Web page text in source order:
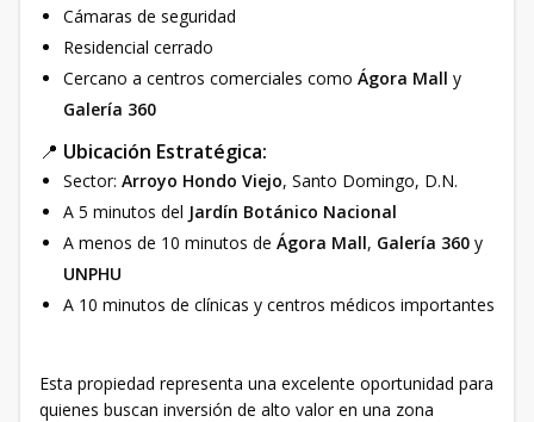
Cámaras de seguridad
Residencial cerrado
Cercano a centros comerciales como Ágora Mall y
Galería 360
📍 Ubicación Estratégica:
Sector: Arroyo Hondo Viejo, Santo Domingo, D.N.
A 5 minutos del Jardín Botánico Nacional
A menos de 10 minutos de Ágora Mall, Galería 360 y
UNPHU
A 10 minutos de clínicas y centros médicos importantes
Esta propiedad representa una excelente oportunidad para
quienes buscan inversión de alto valor en una zona